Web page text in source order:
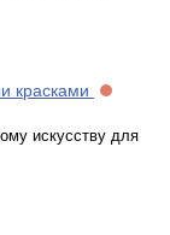
красками
искусству для